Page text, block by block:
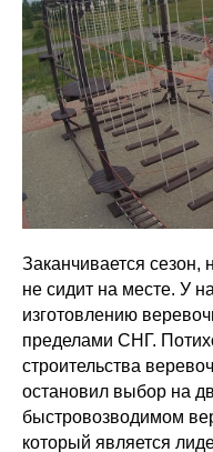
Заканчивается
не сидит на месте. У
изготовлению
пределами СНГ.
строительства
остановил выбор на
быстровозводимом
который является